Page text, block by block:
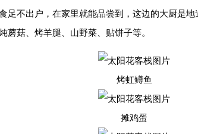
不出户，在家里就能品尝到，这边的大厨是地
蘑菇、烤羊腿、山野菜、贴饼子等。
烤虹鳟鱼
摊鸡蛋